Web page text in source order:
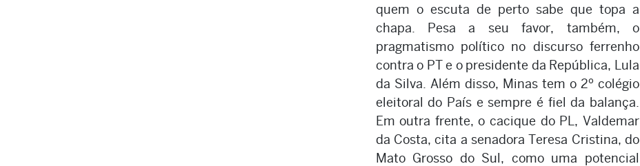
quem o escuta de perto sabe que topa a
chapa. Pesa a seu favor, também, o
pragmatismo político no discurso ferrenho
contra o PT e o presidente da República, Lula
da Silva. Além disso, Minas tem o 2º colégio
eleitoral do País e sempre é fiel da balança.
Em outra frente, o cacique do PL, Valdemar
da Costa, cita a senadora Teresa Cristina, do
Mato Grosso do Sul, como uma potencial